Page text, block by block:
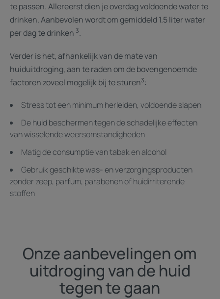
te passen. Allereerst dien je overdag voldoende water te
drinken. Aanbevolen wordt om gemiddeld 1.5 liter water
per dag te drinken 3.
Verder is het, afhankelijk van de mate van
huiduitdroging, aan te raden om de bovengenoemde
factoren zoveel mogelijk bij te sturen3:
Stress tot een minimum herleiden, voldoende slapen
De huid beschermen tegen de schadelijke effecten
van wisselende weersomstandigheden
Matig de consumptie van tabak en alcohol
Gebruik geschikte was- en verzorgingsproducten
zonder zeep, parfum, parabenen of huidirriterende
stoffen
Onze aanbevelingen om
uitdroging van de huid
tegen te gaan